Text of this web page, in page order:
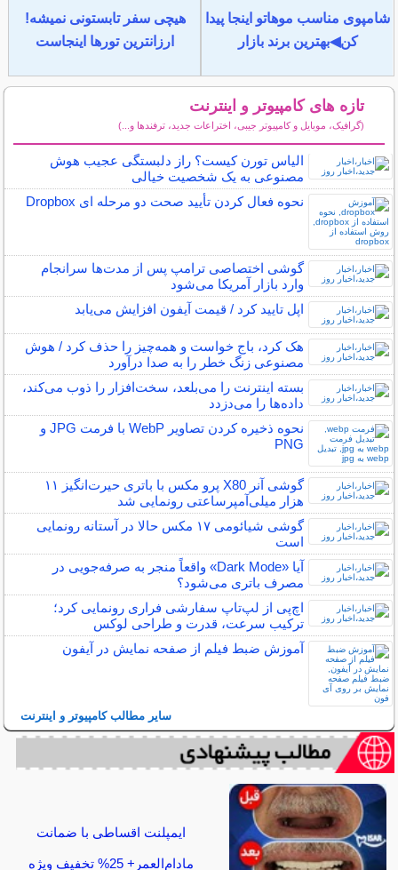
شامپوی مناسب موهاتو اینجا پیدا
کن◀بهترین برند بازار
هیچی سفر تابستونی نمیشه!
ارزانترین تورها اینجاست
تازه های کامپیوتر و اینترنت
(گرافیک، موبایل و کامپیوتر جیبی، اختراعات جدید، ترفندها و...)
الیاس تورن کیست؟ راز دلبستگی عجیب هوش
مصنوعی به یک شخصیت خیالی
نحوه فعال کردن تأیید صحت دو مرحله ای Dropbox
گوشی اختصاصی ترامپ پس از مدت‌ها سرانجام
وارد بازار آمریکا می‌شود
اپل تایید کرد / قیمت آیفون افزایش می‌یابد
هک کرد، باج خواست و همه‌چیز را حذف کرد / هوش
مصنوعی زنگ خطر را به صدا درآورد
بسته اینترنت را می‌بلعد، سخت‌افزار را ذوب می‌کند،
داده‌ها را می‌دزدد
نحوه ذخیره‌ کردن تصاویر WebP با فرمت JPG و
PNG
گوشی آنر X80 پرو مکس با باتری حیرت‌انگیز ۱۱
هزار میلی‌آمپرساعتی رونمایی شد
گوشی شیائومی ۱۷ مکس حالا در آستانه رونمایی
است
آیا «Dark Mode» واقعاً منجر به صرفه‌جویی در
مصرف باتری می‌شود؟
اچ‌پی از لپ‌تاپ سفارشی فراری رونمایی کرد؛
ترکیب سرعت، قدرت و طراحی لوکس
آموزش ضبط فیلم از صفحه نمایش در آیفون
سایر مطالب کامپیوتر و اینترنت
ایمپلنت اقساطی با ضمانت
مادام‌العمر+ 25% تخفیف ویژه